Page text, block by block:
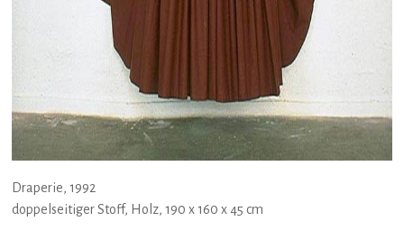
Draperie, 1992
doppelseitiger Stoff, Holz, 190 x 160 x 45 cm